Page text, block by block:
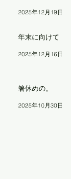
2025年12月19日
年末に向けて
2025年12月16日
箸休めの。
2025年10月30日